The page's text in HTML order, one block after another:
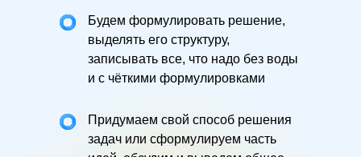
Будем формулировать решение,
выделять его структуру,
записывать все, что надо без воды
и с чёткими формулировками
Придумаем свой способ решения
задач или сформулируем часть